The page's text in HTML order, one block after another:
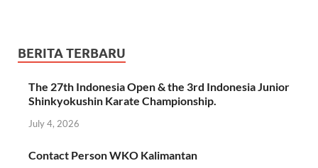
BERITA TERBARU
The 27th Indonesia Open & the 3rd Indonesia Junior
Shinkyokushin Karate Championship.
July 4, 2026
Contact Person WKO Kalimantan